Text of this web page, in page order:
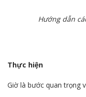
Hướng dẫn
Thực hiện
Giờ là bước quan trọng